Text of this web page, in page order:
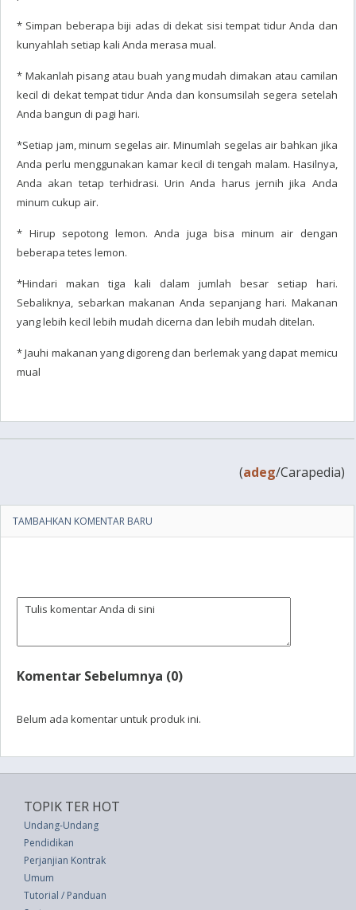
* Simpan beberapa biji adas di dekat sisi tempat tidur Anda dan
kunyahlah setiap kali Anda merasa mual.
* Makanlah pisang atau buah yang mudah dimakan atau camilan
kecil di dekat tempat tidur Anda dan konsumsilah segera setelah
Anda bangun di pagi hari.
*Setiap jam, minum segelas air. Minumlah segelas air bahkan jika
Anda perlu menggunakan kamar kecil di tengah malam. Hasilnya,
Anda akan tetap terhidrasi. Urin Anda harus jernih jika Anda
minum cukup air.
* Hirup sepotong lemon. Anda juga bisa minum air dengan
beberapa tetes lemon.
*Hindari makan tiga kali dalam jumlah besar setiap hari.
Sebaliknya, sebarkan makanan Anda sepanjang hari. Makanan
yang lebih kecil lebih mudah dicerna dan lebih mudah ditelan.
* Jauhi makanan yang digoreng dan berlemak yang dapat memicu
mual
(adeg/Carapedia)
TAMBAHKAN KOMENTAR BARU
Komentar Sebelumnya (0)
Belum ada komentar untuk produk ini.
TOPIK TER HOT
Undang-Undang
Pendidikan
Perjanjian Kontrak
Umum
Tutorial / Panduan